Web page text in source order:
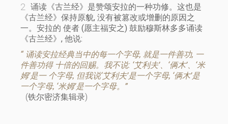
诵读《古兰经》是赞颂安拉的一种功修。这也是
《古兰经》保持原貌, 没有被篡改或增删的原因之
一。安拉的 使者 (愿主福安之) 鼓励穆斯林多多诵读
《古兰经》, 他说:
“ 诵读安拉经典当中的每一个字母, 就是一件善功, 一
件善功得 十倍的回赐。我不说: ‘艾利夫’、‘俩木’、‘米
姆’是一 个字母, 但我说‘艾利夫’是一个字母, ‘俩木’是
一个字母, ‘米姆’是一个字母。”
(铁尔密济集辑录)